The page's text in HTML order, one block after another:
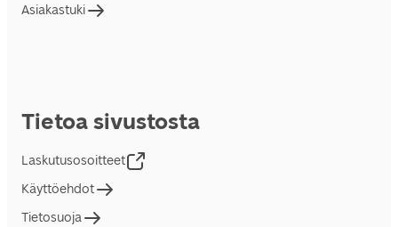
Asiakastuki
Tietoa sivustosta
Laskutusosoitteet
Käyttöehdot
Tietosuoja